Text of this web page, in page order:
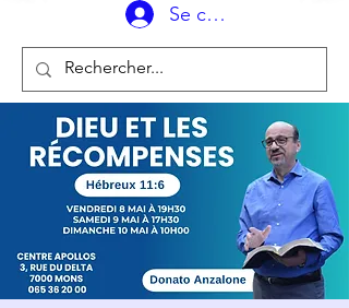
Se connecter